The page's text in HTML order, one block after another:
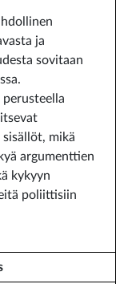
ja
sovitaan
mikä
argumenttien
kykyyn
poliittisiin